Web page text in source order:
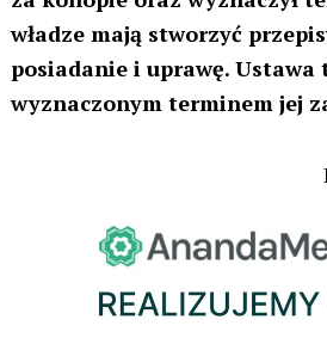
władze mają stworzyć
posiadanie i uprawę.
wyznaczonym terminem jej